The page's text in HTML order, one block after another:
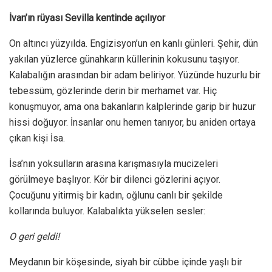
İvan’ın rüyası Sevilla kentinde açılıyor
On altıncı yüzyılda. Engizisyon’un en kanlı günleri. Şehir, dün
yakılan yüzlerce günahkarın küllerinin kokusunu taşıyor.
Kalabalığın arasından bir adam beliriyor. Yüzünde huzurlu bir
tebessüm, gözlerinde derin bir merhamet var. Hiç
konuşmuyor, ama ona bakanların kalplerinde garip bir huzur
hissi doğuyor. İnsanlar onu hemen tanıyor, bu aniden ortaya
çıkan kişi İsa.
İsa’nın yoksulların arasına karışmasıyla mucizeleri
görülmeye başlıyor. Kör bir dilenci gözlerini açıyor.
Çocuğunu yitirmiş bir kadın, oğlunu canlı bir şekilde
kollarında buluyor. Kalabalıkta yükselen sesler:
O geri geldi!
Meydanın bir köşesinde, siyah bir cübbe içinde yaşlı bir